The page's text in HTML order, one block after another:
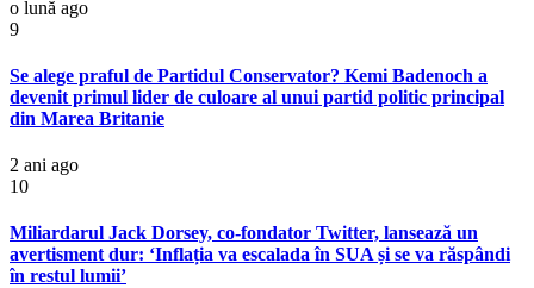
o lună ago
9
Se alege praful de Partidul Conservator? Kemi Badenoch a
devenit primul lider de culoare al unui partid politic principal
din Marea Britanie
2 ani ago
10
Miliardarul Jack Dorsey, co-fondator Twitter, lansează un
avertisment dur: ‘Inflația va escalada în SUA și se va răspândi
în restul lumii’